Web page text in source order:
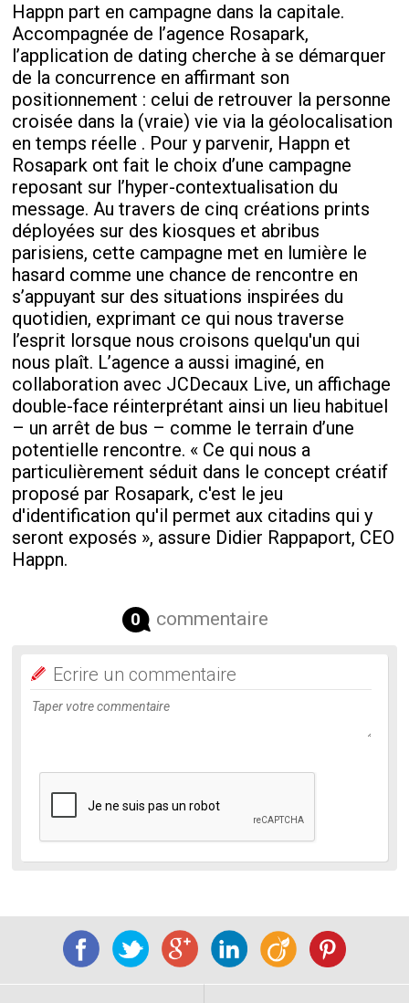
Happn part en campagne dans la capitale.
Accompagnée de l’agence Rosapark,
l’application de dating cherche à se démarquer
de la concurrence en affirmant son
positionnement : celui de retrouver la personne
croisée dans la (vraie) vie via la géolocalisation
en temps réelle . Pour y parvenir, Happn et
Rosapark ont fait le choix d’une campagne
reposant sur l’hyper-contextualisation du
message. Au travers de cinq créations prints
déployées sur des kiosques et abribus
parisiens, cette campagne met en lumière le
hasard comme une chance de rencontre en
s’appuyant sur des situations inspirées du
quotidien, exprimant ce qui nous traverse
l’esprit lorsque nous croisons quelqu'un qui
nous plaît. L’agence a aussi imaginé, en
collaboration avec JCDecaux Live, un affichage
double-face réinterprétant ainsi un lieu habituel
– un arrêt de bus – comme le terrain d’une
potentielle rencontre. « Ce qui nous a
particulièrement séduit dans le concept créatif
proposé par Rosapark, c'est le jeu
d'identification qu'il permet aux citadins qui y
seront exposés », assure Didier Rappaport, CEO
Happn.
0 commentaire
Ecrire un commentaire